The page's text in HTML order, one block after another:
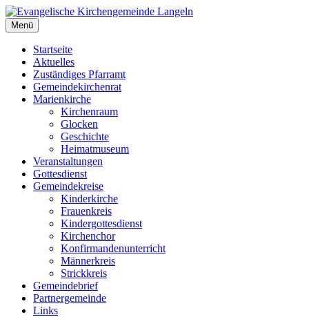
Zum
Inhalt
springen
Evangelische Kirchengemeinde Langeln
Evangelische Kirchengemeinde Langeln
Menü
Startseite
Aktuelles
Zuständiges Pfarramt
Gemeindekirchenrat
Marienkirche
Kirchenraum
Glocken
Geschichte
Heimatmuseum
Veranstaltungen
Gottesdienst
Gemeindekreise
Kinderkirche
Frauenkreis
Kindergottesdienst
Kirchenchor
Konfirmandenunterricht
Männerkreis
Strickkreis
Gemeindebrief
Partnergemeinde
Links